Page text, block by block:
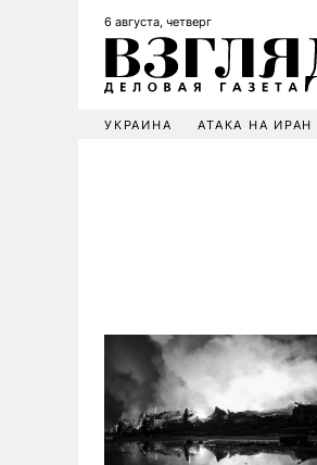
6 августа, четверг
УКРАИНА АТАКА НА ИРАН